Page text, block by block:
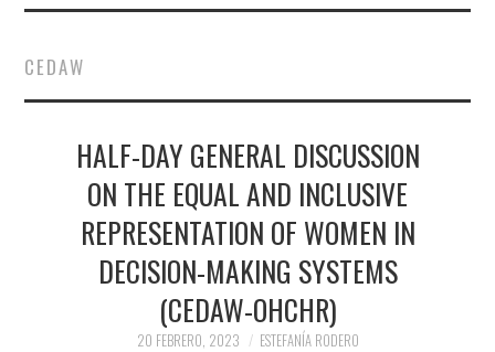
HACER BOSQUE (SALA DE
PRENSA Y
COLABORACIONES)
QUIÉN ES
CEDAW
HALF-DAY GENERAL DISCUSSION
ON THE EQUAL AND INCLUSIVE
REPRESENTATION OF WOMEN IN
DECISION-MAKING SYSTEMS
(CEDAW-OHCHR)
20 FEBRERO, 2023 ESTEFANÍA RODERO